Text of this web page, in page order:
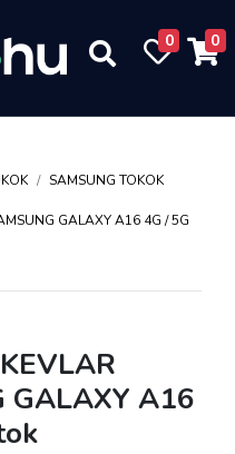
0 0
SAMSUNG TOKOK
GALAXY A16 4G / 5G
GALAXY A16